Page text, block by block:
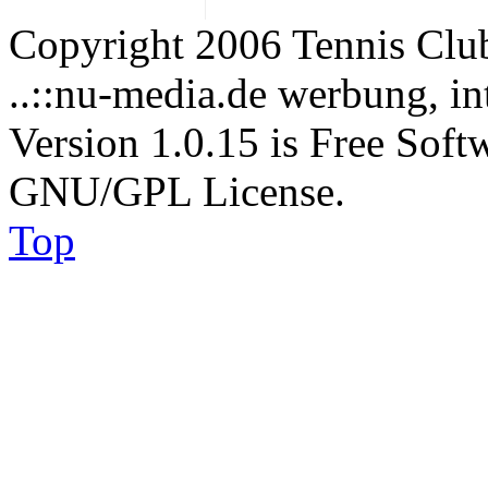
Copyright 2006 Tennis
..::nu-media.de werbung,
Version 1.0.15 is Free
GNU/GPL License.
Top